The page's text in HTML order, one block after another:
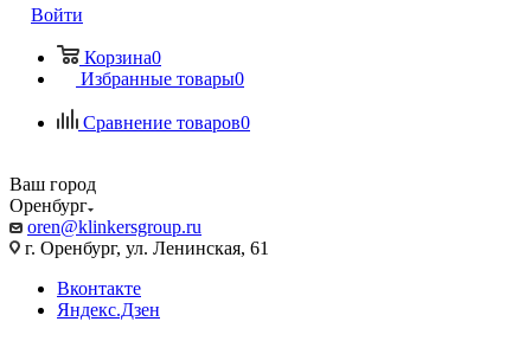
Войти
Корзина0
Избранные товары0
Сравнение товаров0
Ваш город
Оренбург
oren@klinkersgroup.ru
г. Оренбург, ул. Ленинская, 61
Вконтакте
Яндекс.Дзен